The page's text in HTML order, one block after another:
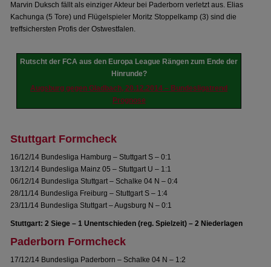
Marvin Duksch fällt als einziger Akteur bei Paderborn verletzt aus. Elias
Kachunga (5 Tore) und Flügelspieler Moritz Stoppelkamp (3) sind die
treffsichersten Profis der Ostwestfalen.
Rutscht der FCA aus den Europa League Rängen zum Ende der
Hinrunde?
Augsburg gegen Gladbach, 20.12.2014 – Bundesligatrend
Prognose
Stuttgart Formcheck
16/12/14 Bundesliga Hamburg – Stuttgart S – 0:1
13/12/14 Bundesliga Mainz 05 – Stuttgart U – 1:1
06/12/14 Bundesliga Stuttgart – Schalke 04 N – 0:4
28/11/14 Bundesliga Freiburg – Stuttgart S – 1:4
23/11/14 Bundesliga Stuttgart – Augsburg N – 0:1
Stuttgart: 2 Siege – 1 Unentschieden (reg. Spielzeit) – 2 Niederlagen
Paderborn Formcheck
17/12/14 Bundesliga Paderborn – Schalke 04 N – 1:2